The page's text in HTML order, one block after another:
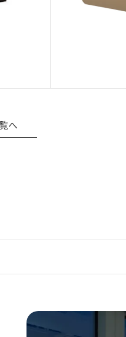
へ
ださい。
任を負いかねます。